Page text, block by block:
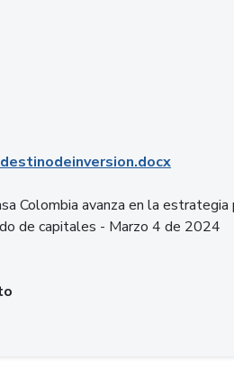
Colombia avanza en la estrategia
de capitales - Marzo 4 de 2024